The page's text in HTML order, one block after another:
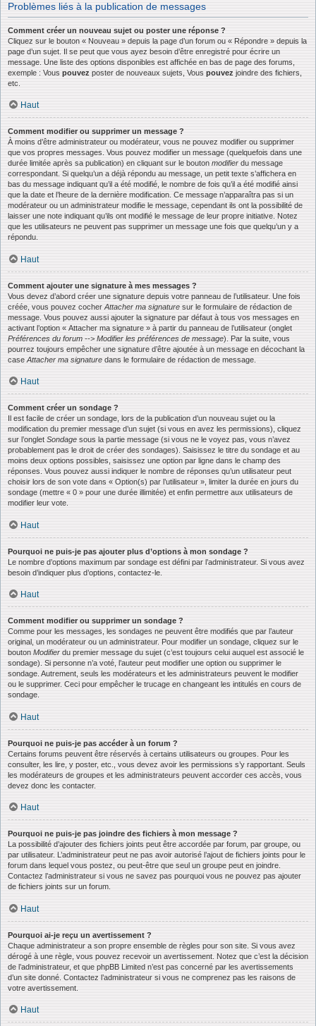
Problèmes liés à la publication de messages
Comment créer un nouveau sujet ou poster une réponse ?
Cliquez sur le bouton « Nouveau » depuis la page d’un forum ou « Répondre » depuis la
page d’un sujet. Il se peut que vous ayez besoin d’être enregistré pour écrire un
message. Une liste des options disponibles est affichée en bas de page des forums,
exemple : Vous pouvez poster de nouveaux sujets, Vous pouvez joindre des fichiers,
etc.
Haut
Comment modifier ou supprimer un message ?
À moins d’être administrateur ou modérateur, vous ne pouvez modifier ou supprimer
que vos propres messages. Vous pouvez modifier un message (quelquefois dans une
durée limitée après sa publication) en cliquant sur le bouton modifier du message
correspondant. Si quelqu’un a déjà répondu au message, un petit texte s’affichera en
bas du message indiquant qu’il a été modifié, le nombre de fois qu’il a été modifié ainsi
que la date et l’heure de la dernière modification. Ce message n’apparaîtra pas si un
modérateur ou un administrateur modifie le message, cependant ils ont la possibilité de
laisser une note indiquant qu’ils ont modifié le message de leur propre initiative. Notez
que les utilisateurs ne peuvent pas supprimer un message une fois que quelqu’un y a
répondu.
Haut
Comment ajouter une signature à mes messages ?
Vous devez d’abord créer une signature depuis votre panneau de l’utilisateur. Une fois
créée, vous pouvez cocher Attacher ma signature sur le formulaire de rédaction de
message. Vous pouvez aussi ajouter la signature par défaut à tous vos messages en
activant l’option « Attacher ma signature » à partir du panneau de l’utilisateur (onglet
Préférences du forum --> Modifier les préférences de message). Par la suite, vous
pourrez toujours empêcher une signature d’être ajoutée à un message en décochant la
case Attacher ma signature dans le formulaire de rédaction de message.
Haut
Comment créer un sondage ?
Il est facile de créer un sondage, lors de la publication d’un nouveau sujet ou la
modification du premier message d’un sujet (si vous en avez les permissions), cliquez
sur l’onglet Sondage sous la partie message (si vous ne le voyez pas, vous n’avez
probablement pas le droit de créer des sondages). Saisissez le titre du sondage et au
moins deux options possibles, saisissez une option par ligne dans le champ des
réponses. Vous pouvez aussi indiquer le nombre de réponses qu’un utilisateur peut
choisir lors de son vote dans « Option(s) par l’utilisateur », limiter la durée en jours du
sondage (mettre « 0 » pour une durée illimitée) et enfin permettre aux utilisateurs de
modifier leur vote.
Haut
Pourquoi ne puis-je pas ajouter plus d’options à mon sondage ?
Le nombre d’options maximum par sondage est défini par l’administrateur. Si vous avez
besoin d’indiquer plus d’options, contactez-le.
Haut
Comment modifier ou supprimer un sondage ?
Comme pour les messages, les sondages ne peuvent être modifiés que par l’auteur
original, un modérateur ou un administrateur. Pour modifier un sondage, cliquez sur le
bouton Modifier du premier message du sujet (c’est toujours celui auquel est associé le
sondage). Si personne n’a voté, l’auteur peut modifier une option ou supprimer le
sondage. Autrement, seuls les modérateurs et les administrateurs peuvent le modifier
ou le supprimer. Ceci pour empêcher le trucage en changeant les intitulés en cours de
sondage.
Haut
Pourquoi ne puis-je pas accéder à un forum ?
Certains forums peuvent être réservés à certains utilisateurs ou groupes. Pour les
consulter, les lire, y poster, etc., vous devez avoir les permissions s’y rapportant. Seuls
les modérateurs de groupes et les administrateurs peuvent accorder ces accès, vous
devez donc les contacter.
Haut
Pourquoi ne puis-je pas joindre des fichiers à mon message ?
La possibilité d’ajouter des fichiers joints peut être accordée par forum, par groupe, ou
par utilisateur. L’administrateur peut ne pas avoir autorisé l’ajout de fichiers joints pour le
forum dans lequel vous postez, ou peut-être que seul un groupe peut en joindre.
Contactez l’administrateur si vous ne savez pas pourquoi vous ne pouvez pas ajouter
de fichiers joints sur un forum.
Haut
Pourquoi ai-je reçu un avertissement ?
Chaque administrateur a son propre ensemble de règles pour son site. Si vous avez
dérogé à une règle, vous pouvez recevoir un avertissement. Notez que c’est la décision
de l’administrateur, et que phpBB Limited n’est pas concerné par les avertissements
d’un site donné. Contactez l’administrateur si vous ne comprenez pas les raisons de
votre avertissement.
Haut